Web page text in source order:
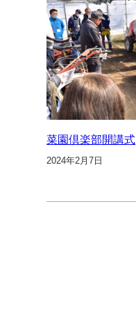
菜園倶楽部開講式
2024年2月7日